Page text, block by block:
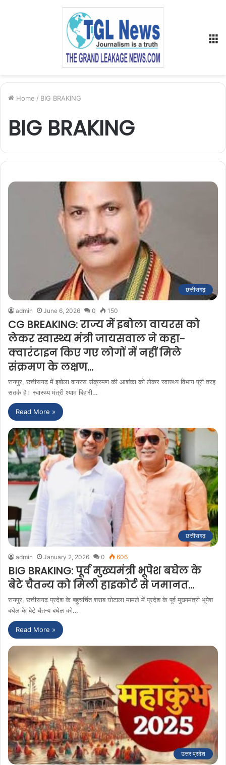
Home / BIG BRAKING
BIG BRAKING
छत्तीसगढ़
admin June 6, 2026 0 150
CG BREAKING: राज्य में इबोला वायरस को
लेकर स्वास्थ्य मंत्री जायसवाल ने कहा-
क्वारंटाइन किए गए लोगों में नहीं मिले
संक्रमण के लक्षण…
रायपुर, छत्तीसगढ़ में इबोला वायरस संक्रमण की आशंका को लेकर स्वास्थ्य विभाग पूरी तरह
सतर्क है। स्वास्थ्य मंत्री श्याम बिहारी…
Read More »
छत्तीसगढ़
admin January 2, 2026 0 606
BIG BRAKING: पूर्व मुख्यमंत्री भूपेश बघेल के
बेटे चैतन्य को मिली हाइकोर्ट से जमानत…
रायपुर, छत्तीसगढ़ प्रदेश के बहुचर्चित शराब घोटाला मामले में प्रदेश के पूर्व मुख्यमंत्री भूपेश
बघेल के बेटे चैतन्य बघेल को…
Read More »
उत्तर प्रदेश